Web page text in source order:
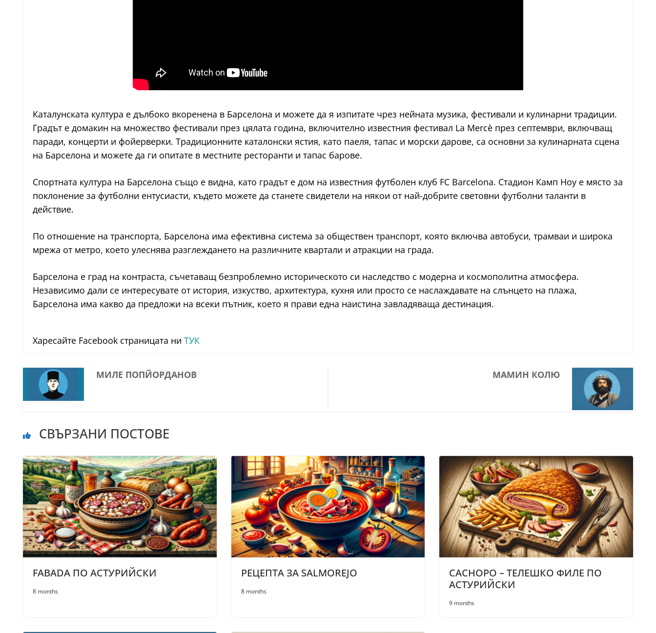
Каталунската култура е дълбоко вкоренена в Барселона и можете да я изпитате чрез нейната музика, фестивали и кулинарни традиции.
Градът е домакин на множество фестивали през цялата година, включително известния фестивал La Mercè през септември, включващ
паради, концерти и фойерверки. Традиционните каталонски ястия, като паеля, тапас и морски дарове, са основни за кулинарната сцена
на Барселона и можете да ги опитате в местните ресторанти и тапас барове.
Спортната култура на Барселона също е видна, като градът е дом на известния футболен клуб FC Barcelona. Стадион Камп Ноу е място за
поклонение за футболни ентусиасти, където можете да станете свидетели на някои от най-добрите световни футболни таланти в
действие.
По отношение на транспорта, Барселона има ефективна система за обществен транспорт, която включва автобуси, трамваи и широка
мрежа от метро, което улеснява разглеждането на различните квартали и атракции на града.
Барселона е град на контраста, съчетаващ безпроблемно историческото си наследство с модерна и космополитна атмосфера.
Независимо дали се интересувате от история, изкуство, архитектура, кухня или просто се наслаждавате на слънцето на плажа,
Барселона има какво да предложи на всеки пътник, което я прави една наистина завладяваща дестинация.
Харесайте Facebook страницата ни ТУК
МИЛЕ ПОПЙОРДАНОВ МАМИН КОЛЮ
СВЪРЗАНИ ПОСТОВЕ
FABADA ПО АСТУРИЙСКИ
8 months
РЕЦЕПТА ЗА SALMOREJO
8 months
CACHOPO – ТЕЛЕШКО ФИЛЕ ПО
АСТУРИЙСКИ
9 months